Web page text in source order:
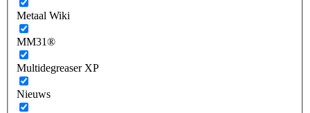
Metaal Wiki
MM31®
Multidegreaser XP
Nieuws